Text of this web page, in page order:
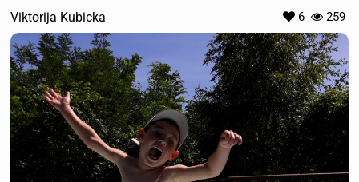
Viktorija Kubicka 6 259